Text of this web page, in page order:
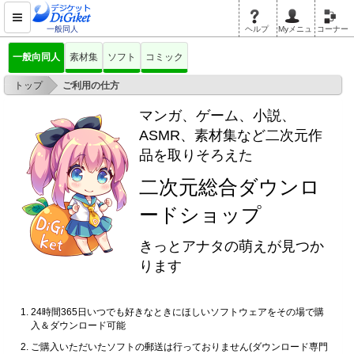
一般同人 ヘルプ Myメニュ コーナー
一般向同人 素材集 ソフト コミック
トップ > ご利用の仕方
マンガ、ゲーム、小説、
ASMR、素材集など二次元作
品を取りそろえた
二次元総合ダウンロ
ードショップ
きっとアナタの萌えが見つか
ります
24時間365日いつでも好きなときにほしいソフトウェアをその場で購
入＆ダウンロード可能
ご購入いただいたソフトの郵送は行っておりません(ダウンロード専門